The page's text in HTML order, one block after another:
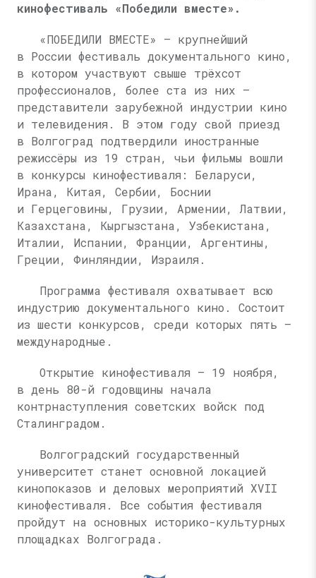
кинофестиваль «Победили вместе».
«ПОБЕДИЛИ ВМЕСТЕ» — крупнейший
в России фестиваль документального кино,
в котором участвуют свыше трёхсот
профессионалов, более ста из них —
представители зарубежной индустрии кино
и телевидения. В этом году свой приезд
в Волгоград подтвердили иностранные
режиссёры из 19 стран, чьи фильмы вошли
в конкурсы кинофестиваля: Беларуси,
Ирана, Китая, Сербии, Боснии
и Герцеговины, Грузии, Армении, Латвии,
Казахстана, Кыргызстана, Узбекистана,
Италии, Испании, Франции, Аргентины,
Греции, Финляндии, Израиля.
Программа фестиваля охватывает всю
индустрию документального кино. Состоит
из шести конкурсов, среди которых пять —
международные.
Открытие кинофестиваля — 19 ноября,
в день 80-й годовщины начала
контрнаступления советских войск под
Сталинградом.
Волгоградский государственный
университет станет основной локацией
кинопоказов и деловых мероприятий XVII
кинофестиваля. Все события фестиваля
пройдут на основных историко-культурных
площадках Волгограда.